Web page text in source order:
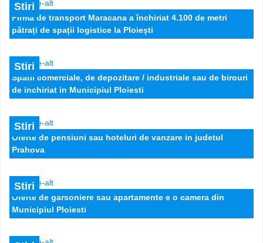
Ploiesti - limitrof - HALA INDUSTIALA si teren aferent
Stiri
Firma de transport Maracana a închiriat 4.100 de metri
pătrați de spații logistice la Ploiești
Stiri
Spatii comerciale, de depozitare / industriale sau de birouri
de inchiriat in Municipiul Ploiesti
Stiri
Oferte de pensiuni sau hoteluri de vanzare in judetul
Prahova
Stiri
Oferte de garsoniere sau apartamente e o camera din
Municipiul Ploiesti